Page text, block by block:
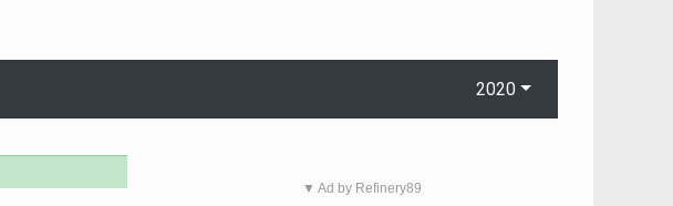
2020
▼ Ad by Refinery89